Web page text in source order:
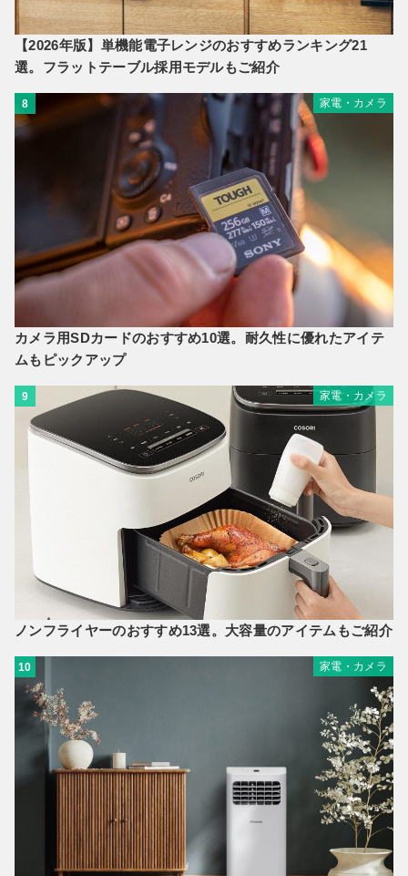
【2026年版】単機能電子レンジのおすすめランキング21
選。フラットテーブル採用モデルもご紹介
8 家電・カメラ
カメラ用SDカードのおすすめ10選。耐久性に優れたアイテ
ムもピックアップ
9 家電・カメラ
ノンフライヤーのおすすめ13選。大容量のアイテムもご紹介
10 家電・カメラ